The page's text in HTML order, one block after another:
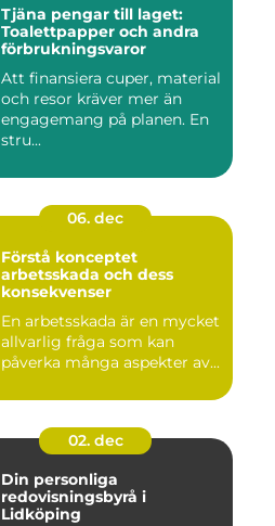
Tjäna pengar till laget:
Toalettpapper och andra
förbrukningsvaror
Att finansiera cuper, material
och resor kräver mer än
engagemang på planen. En
stru...
06. dec
Förstå konceptet
arbetsskada och dess
konsekvenser
En arbetsskada är en mycket
allvarlig fråga som kan
påverka många aspekter av...
02. dec
Din personliga
redovisningsbyrå i
Lidköping